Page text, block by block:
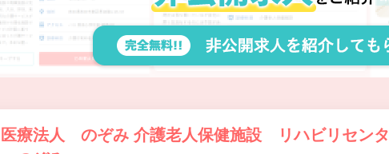
医療法人 のぞみ 介護老人保健施設 リハビリセンタ